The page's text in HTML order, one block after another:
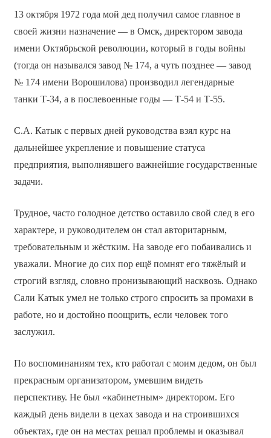
13 октября 1972 года мой дед получил самое главное в
своей жизни назначение — в Омск, директором завода
имени Октябрьской революции, который в годы войны
(тогда он назывался завод № 174, а чуть позднее — завод
№ 174 имени Ворошилова) производил легендарные
танки Т-34, а в послевоенные годы — Т-54 и Т-55.
С.А. Катык с первых дней руководства взял курс на
дальнейшее укрепление и повышение статуса
предприятия, выполнявшего важнейшие государственные
задачи.
Трудное, часто голодное детство оставило свой след в его
характере, и руководителем он стал авторитарным,
требовательным и жёстким. На заводе его побаивались и
уважали. Многие до сих пор ещё помнят его тяжёлый и
строгий взгляд, словно пронизывающий насквозь. Однако
Сали Катык умел не только строго спросить за промахи в
работе, но и достойно поощрить, если человек того
заслужил.
По воспоминаниям тех, кто работал с моим дедом, он был
прекрасным организатором, умевшим видеть
перспективу. Не был «кабинетным» директором. Его
каждый день видели в цехах завода и на строившихся
объектах, где он на местах решал проблемы и оказывал